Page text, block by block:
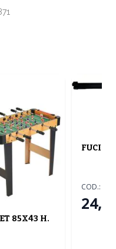
85X43 H.
FUCILE
COD.: